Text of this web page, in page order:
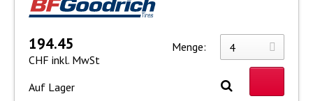
194.45
CHF inkl. MwSt
Menge:
Auf Lager